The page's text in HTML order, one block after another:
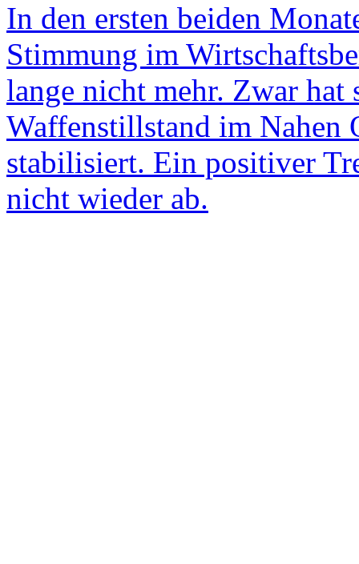
In den ersten beiden
Stimmung im
lange nicht mehr. Zwar hat
Waffenstillstand im Nahen
stabilisiert. Ein positiver
nicht wieder ab.